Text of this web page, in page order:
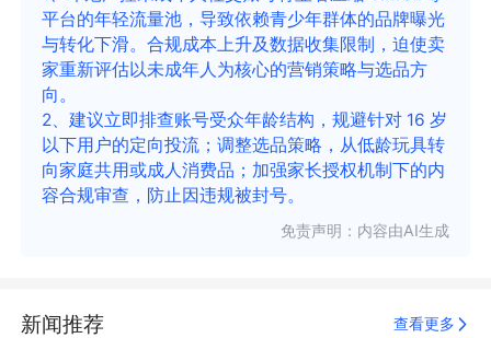
平台的年轻流量池，导致依赖青少年群体的品牌曝光
与转化下滑。合规成本上升及数据收集限制，迫使卖
家重新评估以未成年人为核心的营销策略与选品方
向。
2、建议立即排查账号受众年龄结构，规避针对 16 岁
以下用户的定向投流；调整选品策略，从低龄玩具转
向家庭共用或成人消费品；加强家长授权机制下的内
容合规审查，防止因违规被封号。
免责声明：内容由AI生成
新闻推荐 查看更多